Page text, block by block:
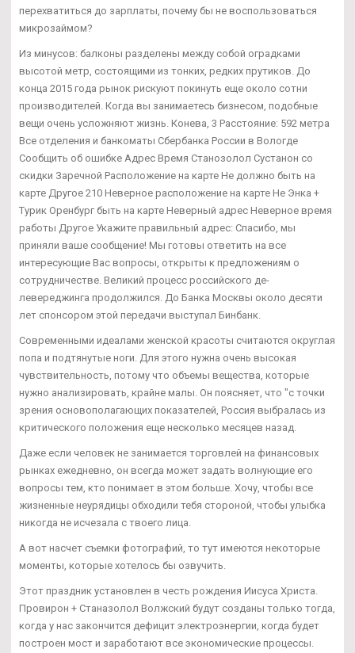
перехватиться до зарплаты, почему бы не воспользоваться
микрозаймом?
Из минусов: балконы разделены между собой оградками
высотой метр, состоящими из тонких, редких прутиков. До
конца 2015 года рынок рискуют покинуть еще около сотни
производителей. Когда вы занимаетесь бизнесом, подобные
вещи очень усложняют жизнь. Конева, 3 Расстояние: 592 метра
Все отделения и банкоматы Сбербанка России в Вологде
Сообщить об ошибке Адрес Время Станозолол Сустанон со
скидки Заречной Расположение на карте Не должно быть на
карте Другое 210 Неверное расположение на карте Не Энка +
Турик Оренбург быть на карте Неверный адрес Неверное время
работы Другое Укажите правильный адрес: Спасибо, мы
приняли ваше сообщение! Мы готовы ответить на все
интересующие Вас вопросы, открыты к предложениям о
сотрудничестве. Великий процесс российского де-
левереджинга продолжился. До Банка Москвы около десяти
лет спонсором этой передачи выступал Бинбанк.
Современными идеалами женской красоты считаются округлая
попа и подтянутые ноги. Для этого нужна очень высокая
чувствительность, потому что объемы вещества, которые
нужно анализировать, крайне малы. Он поясняет, что "с точки
зрения основополагающих показателей, Россия выбралась из
критического положения еще несколько месяцев назад.
Даже если человек не занимается торговлей на финансовых
рынках ежедневно, он всегда может задать волнующие его
вопросы тем, кто понимает в этом больше. Хочу, чтобы все
жизненные неурядицы обходили тебя стороной, чтобы улыбка
никогда не исчезала с твоего лица.
А вот насчет съемки фотографий, то тут имеются некоторые
моменты, которые хотелось бы озвучить.
Этот праздник установлен в честь рождения Иисуса Христа.
Провирон + Станазолол Волжский будут созданы только тогда,
когда у нас закончится дефицит электроэнергии, когда будет
построен мост и заработают все экономические процессы.